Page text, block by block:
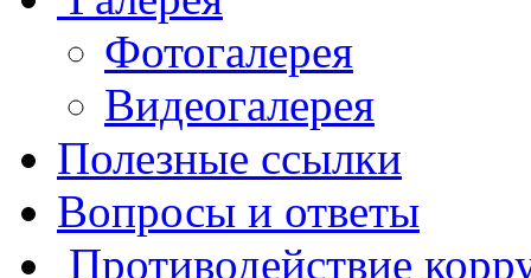
Фотогалерея
Видеогалерея
Полезные ссылки
Вопросы и ответы
Противодействие